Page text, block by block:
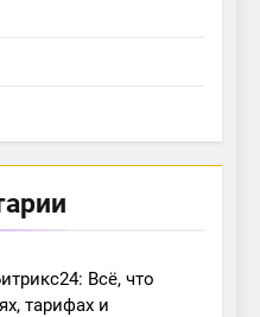
Всё, что
тарифах и